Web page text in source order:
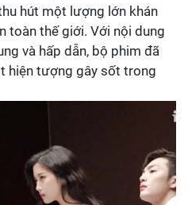
hút một lượng lớn khán
toàn thế giới. Với nội dung
và hấp dẫn, bộ phim đã
hiện tượng gây sốt trong